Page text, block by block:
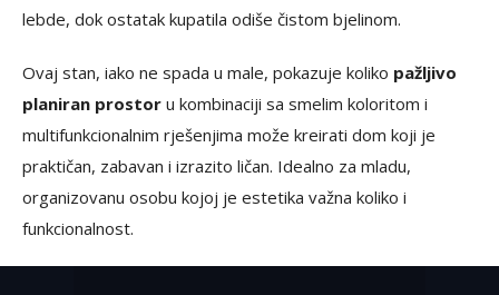
lebde, dok ostatak kupatila odiše čistom bjelinom.
Ovaj stan, iako ne spada u male, pokazuje koliko pažljivo
planiran prostor u kombinaciji sa smelim koloritom i
multifunkcionalnim rješenjima može kreirati dom koji je
praktičan, zabavan i izrazito ličan. Idealno za mladu,
organizovanu osobu kojoj je estetika važna koliko i
funkcionalnost.